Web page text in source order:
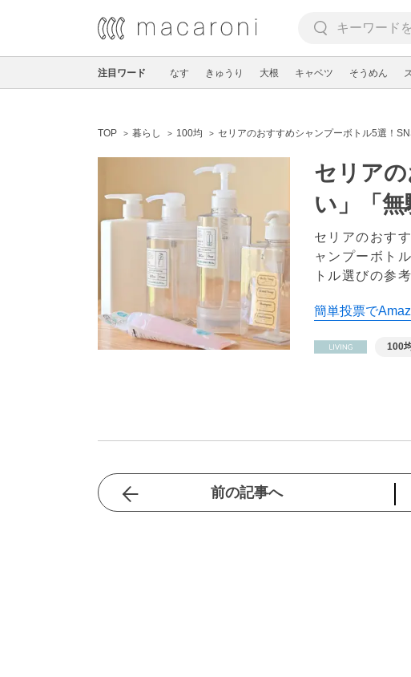
注目ワード なす きゅうり 大根 キャベツ そうめん
TOP 暮らし 100均 セリアのおすすめシャンプーボトル5選！
セリア
い」「
セリアのおす
ャンプーボト
トル選びの参
簡単投票で
100
前の記事へ